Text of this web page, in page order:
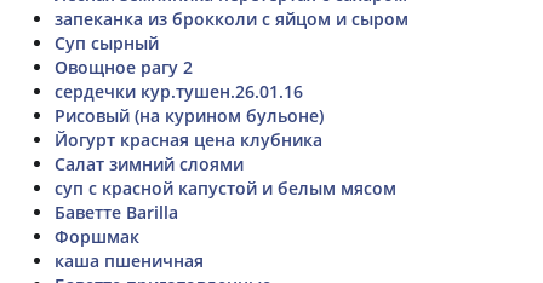
запеканка из брокколи с яйцом и сыром
Суп сырный
Овощное рагу 2
сердечки кур.тушен.26.01.16
Рисовый (на курином бульоне)
Йогурт красная цена клубника
Салат зимний слоями
суп с красной капустой и белым мясом
Баветте Barilla
Форшмак
каша пшеничная